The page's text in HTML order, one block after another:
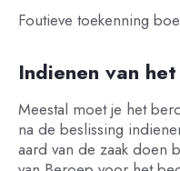
Foutieve toekenning
Indienen van
Meestal moet je het
na de beslissing
aard van de zaak doen